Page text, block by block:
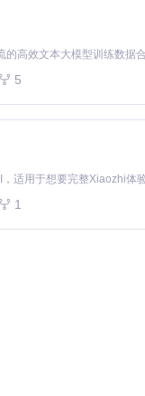
能：
的高效文本大模型训练数据
5
1